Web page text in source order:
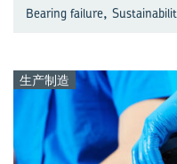
Bearing failure,
生产制造